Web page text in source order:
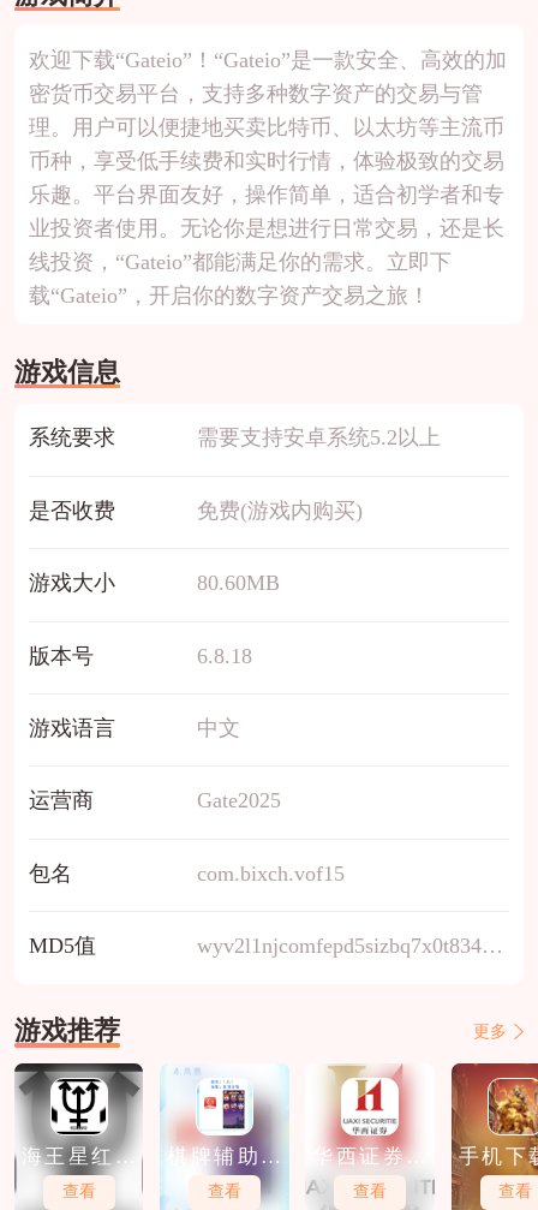
欢迎下载“Gateio”！“Gateio”是一款安全、高效的加
密货币交易平台，支持多种数字资产的交易与管
理。用户可以便捷地买卖比特币、以太坊等主流币
币种，享受低手续费和实时行情，体验极致的交易
乐趣。平台界面友好，操作简单，适合初学者和专
业投资者使用。无论你是想进行日常交易，还是长
线投资，“Gateio”都能满足你的需求。立即下
载“Gateio”，开启你的数字资产交易之旅！
游戏信息
系统要求 需要支持安卓系统5.2以上
是否收费 免费(游戏内购买)
游戏大小 80.60MB
版本号 6.8.18
游戏语言 中文
运营商 Gate2025
包名 com.bixch.vof15
MD5值 wyv2l1njcomfepd5sizbq7x0t83469au
游戏推荐 更多
海王星红包
软件下载
查看
棋牌辅助软
件免费下载
查看
华西证券软
件免费下载
查看
手机下
股软件
查看